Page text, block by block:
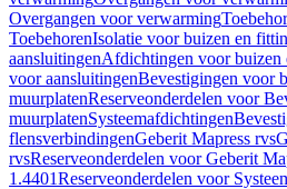
Overgangen voor verwarming
ToebehorenIsolatie voor buizen en
aansluitingenAfdichtingen voor buizen
voor aansluitingenBevestigingen voor
muurplatenReserveonderdelen voor
muurplatenSysteemafdichtingen
flensverbindingenGeberit Mapress rvs
rvsReserveonderdelen voor Geberit
1.4401Reserveonderdelen voor